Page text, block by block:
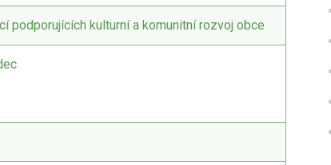
podporujících kulturní a komunitní rozvoj obce